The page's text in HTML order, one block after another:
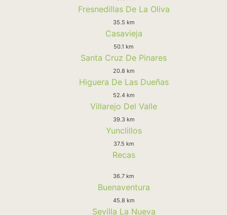
Fresnedillas De La Oliva
35.5 km
Casavieja
50.1 km
Santa Cruz De Pinares
20.8 km
Higuera De Las Dueñas
52.4 km
Villarejo Del Valle
39.3 km
Yunclillos
37.5 km
Recas
36.7 km
Buenaventura
45.8 km
Sevilla La Nueva